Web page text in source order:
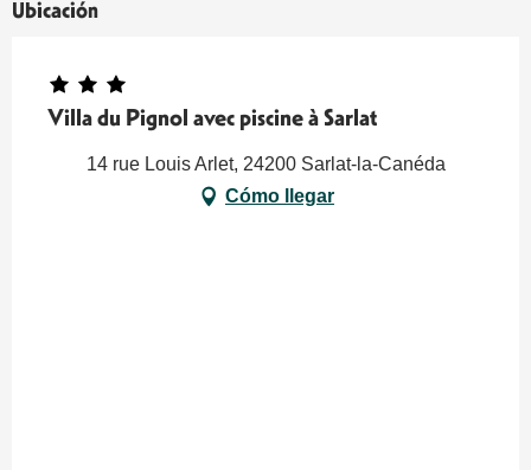
Ubicación
Villa du Pignol avec piscine à Sarlat
14 rue Louis Arlet, 24200 Sarlat-la-Canéda
Cómo llegar